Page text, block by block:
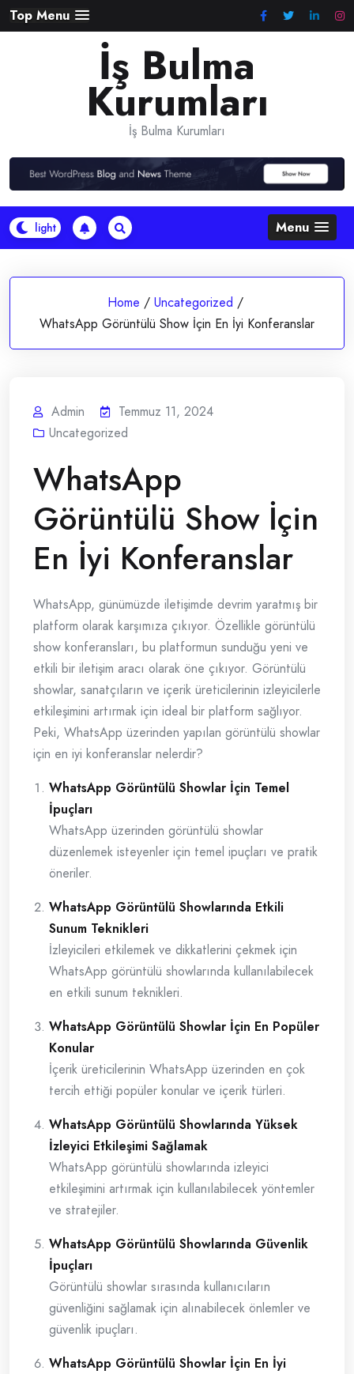
Skip
to
Top Menu
İş Bulma
Kurumları
İş Bulma Kurumları
Menu
Home / Uncategorized /
WhatsApp Görüntülü Show İçin En İyi Konferanslar
Admin
Temmuz 11, 2024
Uncategorized
WhatsApp
Görüntülü Show İçin
En İyi Konferanslar
WhatsApp, günümüzde iletişimde devrim yaratmış bir
platform olarak karşımıza çıkıyor. Özellikle görüntülü
show konferansları, bu platformun sunduğu yeni ve
etkili bir iletişim aracı olarak öne çıkıyor. Görüntülü
showlar, sanatçıların ve içerik üreticilerinin izleyicilerle
etkileşimini artırmak için ideal bir platform sağlıyor.
Peki, WhatsApp üzerinden yapılan görüntülü showlar
için en iyi konferanslar nelerdir?
WhatsApp Görüntülü Showlar İçin Temel
İpuçları
WhatsApp üzerinden görüntülü showlar
düzenlemek isteyenler için temel ipuçları ve pratik
öneriler.
WhatsApp Görüntülü Showlarında Etkili
Sunum Teknikleri
İzleyicileri etkilemek ve dikkatlerini çekmek için
WhatsApp görüntülü showlarında kullanılabilecek
en etkili sunum teknikleri.
WhatsApp Görüntülü Showlar İçin En Popüler
Konular
İçerik üreticilerinin WhatsApp üzerinden en çok
tercih ettiği popüler konular ve içerik türleri.
WhatsApp Görüntülü Showlarında Yüksek
İzleyici Etkileşimi Sağlamak
WhatsApp görüntülü showlarında izleyici
etkileşimini artırmak için kullanılabilecek yöntemler
ve stratejiler.
WhatsApp Görüntülü Showlarında Güvenlik
İpuçları
Görüntülü showlar sırasında kullanıcıların
güvenliğini sağlamak için alınabilecek önlemler ve
güvenlik ipuçları.
WhatsApp Görüntülü Showlar İçin En İyi